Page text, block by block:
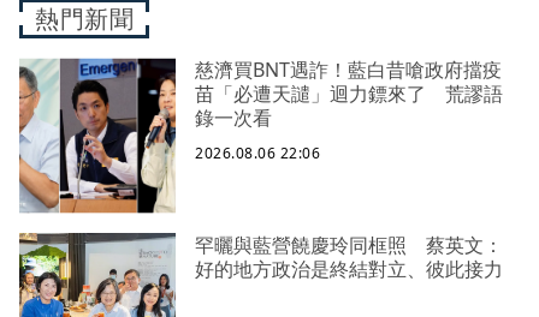
熱門新聞
慈濟買BNT遇詐！藍白昔嗆政府擋疫
苗「必遭天譴」迴力鏢來了 荒謬語
錄一次看
2026.08.06 22:06
罕曬與藍營饒慶玲同框照 蔡英文：
好的地方政治是終結對立、彼此接力